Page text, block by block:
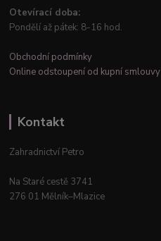
Otevírací doba:
Pondělí až pátek: 8-16 hod.
Obchodní podmínky
Online odstoupení od kupní smlouvy
Kontakt
Zahradnictví Petro
Na Staré cestě 3741
276 01 Mělník–Mlazice